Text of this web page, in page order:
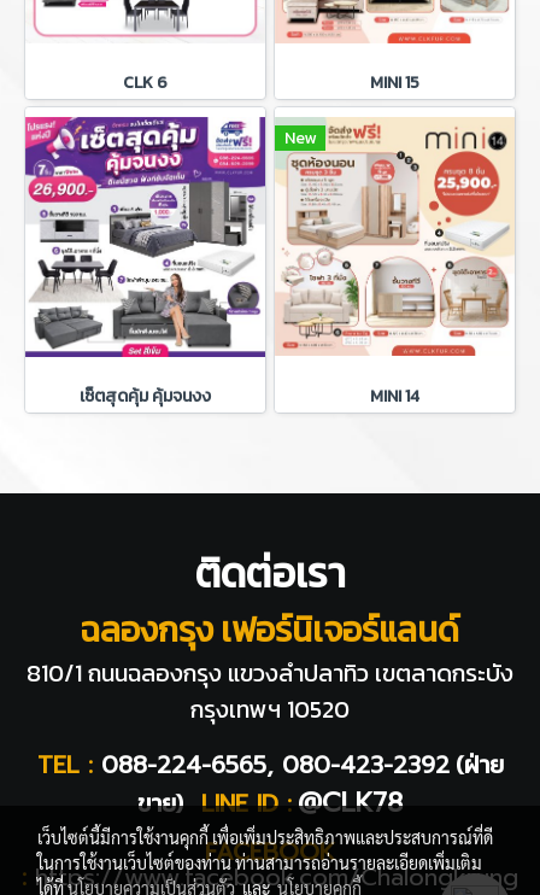
CLK 6 MINI 15
เซ็ตสุดคุ้ม คุ้มจนงง
New
MINI 14
ติดต่อเรา
ฉลองกรุง เฟอร์นิเจอร์แลนด์
810/1 ถนนฉลองกรุง แขวงลำปลาทิว เขตลาดกระบัง
กรุงเทพฯ 10520
TEL : 088-224-6565, 080-423-2392 (ฝ่าย
ขาย) LINE ID : @CLK78
FACEBOOK
: https://www.facebook.com/Chalongkrung
เว็บไซต์นี้มีการใช้งานคุกกี้ เพื่อเพิ่มประสิทธิภาพและประสบการณ์ที่ดี
ในการใช้งานเว็บไซต์ของท่าน ท่านสามารถอ่านรายละเอียดเพิ่มเติม
ได้ที่นโยบายความเป็นส่วนตัวและนโยบายคุกกี้